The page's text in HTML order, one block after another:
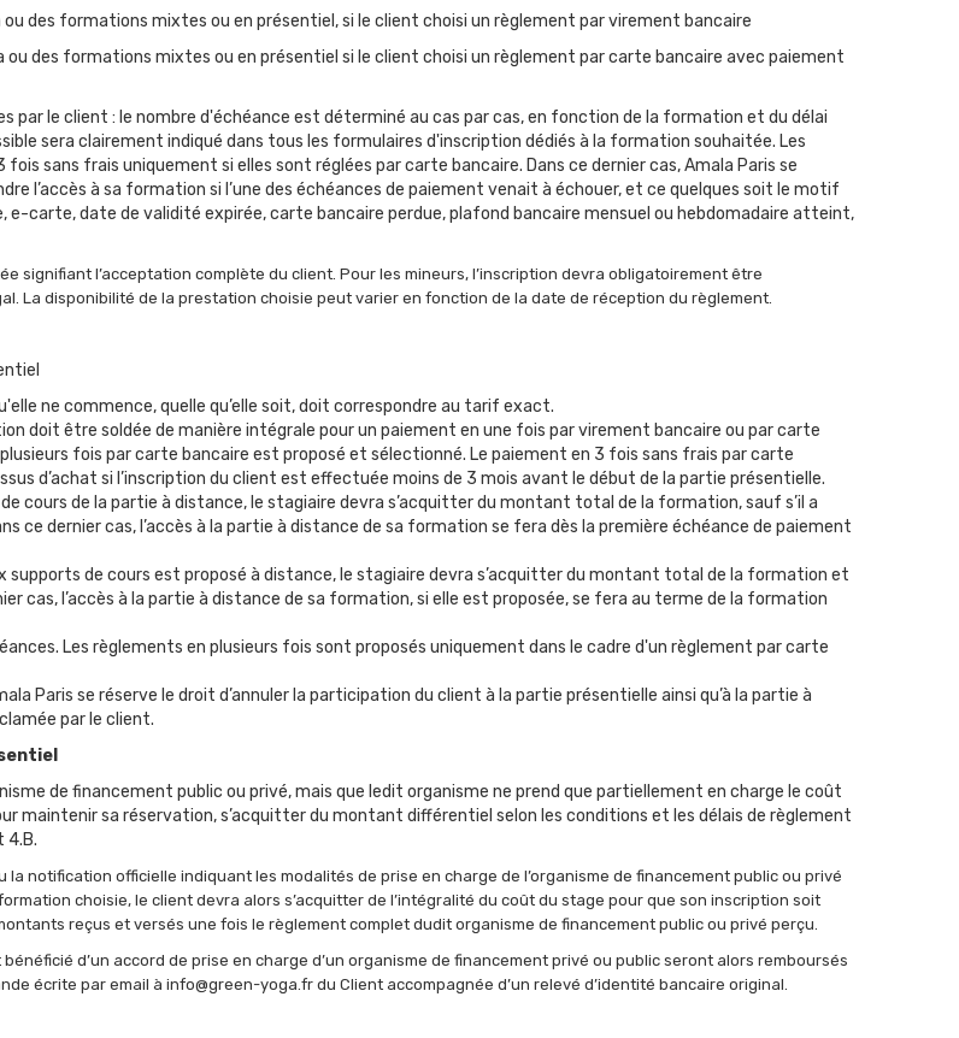
des formations mixtes ou en présentiel, si le client choisi un règlement par virement bancaire
ou des formations mixtes ou en présentiel si le client choisi un règlement par carte bancaire avec paiement
par le client : le nombre d'échéance est déterminé au cas par cas, en fonction de la formation et du délai
sera clairement indiqué dans tous les formulaires d'inscription dédiés à la formation souhaitée. Les
sans frais uniquement si elles sont réglées par carte bancaire. Dans ce dernier cas, Amala Paris se
l’accès à sa formation si l’une des échéances de paiement venait à échouer, et ce quelques soit le motif
carte, date de validité expirée, carte bancaire perdue, plafond bancaire mensuel ou hebdomadaire atteint,
signifiant l’acceptation complète du client. Pour les mineurs, l’inscription devra obligatoirement être
La disponibilité de la prestation choisie peut varier en fonction de la date de réception du règlement.
ne commence, quelle qu’elle soit, doit correspondre au tarif exact.
doit être soldée de manière intégrale pour un paiement en une fois par virement bancaire ou par carte
fois par carte bancaire est proposé et sélectionné. Le paiement en 3 fois sans frais par carte
d’achat si l’inscription du client est effectuée moins de 3 mois avant le début de la partie présentielle.
cours de la partie à distance, le stagiaire devra s’acquitter du montant total de la formation, sauf s’il a
ce dernier cas, l’accès à la partie à distance de sa formation se fera dès la première échéance de paiement
supports de cours est proposé à distance, le stagiaire devra s’acquitter du montant total de la formation et
cas, l’accès à la partie à distance de sa formation, si elle est proposée, se fera au terme de la formation
Les règlements en plusieurs fois sont proposés uniquement dans le cadre d'un règlement par carte
Paris se réserve le droit d’annuler la participation du client à la partie présentielle ainsi qu’à la partie à
par le client.
de financement public ou privé, mais que ledit organisme ne prend que partiellement en charge le coût
maintenir sa réservation, s’acquitter du montant différentiel selon les conditions et les délais de règlement
4.B.
la notification officielle indiquant les modalités de prise en charge de l’organisme de financement public ou privé
choisie, le client devra alors s’acquitter de l’intégralité du coût du stage pour que son inscription soit
reçus et versés une fois le règlement complet dudit organisme de financement public ou privé perçu.
d’un accord de prise en charge d’un organisme de financement privé ou public seront alors remboursés
écrite par email à info@green-yoga.fr du Client accompagnée d’un relevé d’identité bancaire original.